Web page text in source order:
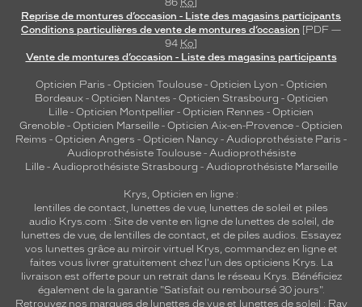
86 Ko]
Reprise de montures d’occasion - Liste des magasins participants
Conditions particulières de vente de montures d’occasion [PDF —
94 Ko]
Vente de montures d’occasion - Liste des magasins participants
Opticien Paris - Opticien Toulouse- Opticien Lyon - Opticien
Bordeaux- Opticien Nantes - Opticien Strasbourg - Opticien
Lille - Opticien Montpellier - Opticien Rennes - Opticien
Grenoble - Opticien Marseille - Opticien Aix-en-Provence - Opticien
Reims - Opticien Angers - Opticien Nancy - Audioprothésiste Paris -
Audioprothésiste Toulouse- Audioprothésiste
Lille- Audioprothésiste Strasbourg - Audioprothésiste Marseille
Krys, Opticien en ligne :
lentilles de contact, lunettes de vue, lunettes de soleil et piles
audio Krys.com : Site de vente en ligne de lunettes de soleil, de
lunettes de vue, de lentilles de contact, et de piles audios. Essayez
vos lunettes grâce au miroir virtuel Krys, commandez en ligne et
faites vous livrer gratuitement chez l'un des opticiens Krys. La
livraison est offerte pour un retrait dans le réseau Krys. Bénéficiez
également de la garantie "Satisfait ou remboursé 30 jours".
Retrouvez nos marques de lunettes de vue et lunettes de soleil : Ray